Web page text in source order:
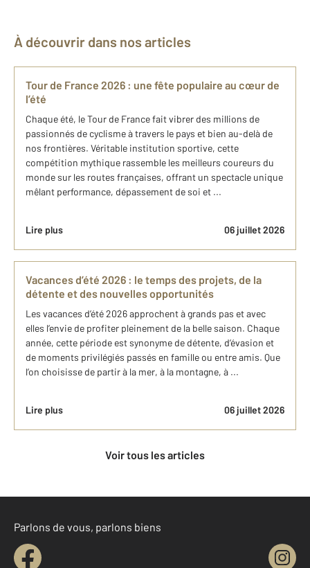
À découvrir dans nos articles
Tour de France 2026 : une fête populaire au cœur de
l’été
Chaque été, le Tour de France fait vibrer des millions de
passionnés de cyclisme à travers le pays et bien au-delà de
nos frontières. Véritable institution sportive, cette
compétition mythique rassemble les meilleurs coureurs du
monde sur les routes françaises, offrant un spectacle unique
mêlant performance, dépassement de soi et ...
Lire plus 06 juillet 2026
Vacances d’été 2026 : le temps des projets, de la
détente et des nouvelles opportunités
Les vacances d’été 2026 approchent à grands pas et avec
elles l’envie de profiter pleinement de la belle saison. Chaque
année, cette période est synonyme de détente, d’évasion et
de moments privilégiés passés en famille ou entre amis. Que
l’on choisisse de partir à la mer, à la montagne, à ...
Lire plus 06 juillet 2026
Voir tous les articles
Parlons de vous, parlons biens